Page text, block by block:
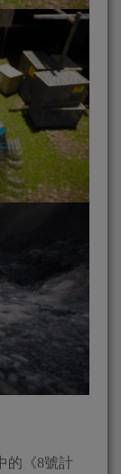
的《8號計